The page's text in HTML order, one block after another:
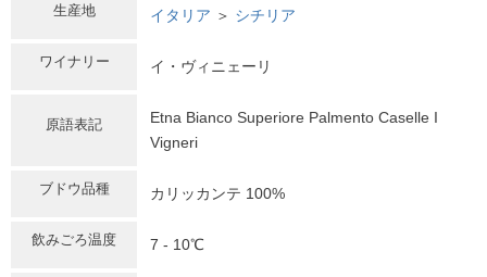
生産地 イタリア ＞ シチリア
ワイナリー イ・ヴィニェーリ
原語表記
Etna Bianco Superiore Palmento Caselle I
Vigneri
ブドウ品種 カリッカンテ 100%
飲みごろ温度 7 - 10℃